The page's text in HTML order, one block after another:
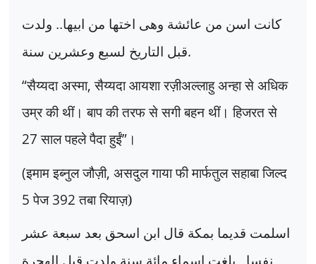
کانت اسن من عائشة وهی اختها من ابيها.. ولدت
قبل التاريخ لسبع وعشرين سنة.
“सैय्यदा अस्मा,सैय्यदा आयशा रज़ीअल्लाहु अन्हा से अधिक
उम्र की थीं। बाप की तरफ से सगी बहन थीं। हिजरत से
27साल पहले पैदा हुईं” ।
(इमाम इब्नुल जौज़ी, असदुल गाया फी मार्फतुल सहाबा जिल्द
5पेज392तबा रियाज़)
اسلمت قديما بمکة قال ابن اسحق بعد سبعة عشر
نفسا.. بلغت اسماء مائة سنة ولدت قبل الهجرة